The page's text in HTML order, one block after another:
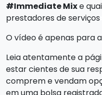
#Immediate Mixe
prestadores de
O vídeo é apenas para
Leia atentamente a
estar cientes de sua
comprem e vendam